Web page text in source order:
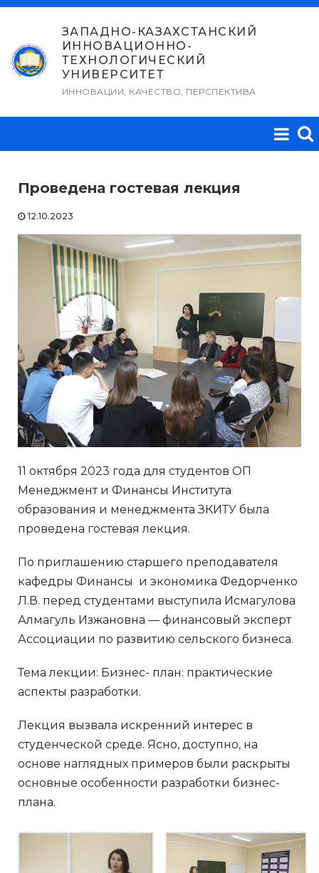
Перейти
содержимому
ЗАПАДНО-КАЗАХСТАНСКИЙ
ИННОВАЦИОННО-
ТЕХНОЛОГИЧЕСКИЙ
УНИВЕРСИТЕТ
ИННОВАЦИИ, КАЧЕСТВО, ПЕРСПЕКТИВА
Проведена гостевая лекция
12.10.2023
11 октября 2023 года для студентов ОП
Менеджмент и Финансы Института
образования и менеджмента ЗКИТУ была
проведена гостевая лекция.
По приглашению старшего преподавателя
кафедры Финансы и экономика Федорченко
Л.В. перед студентами выступила Исмагулова
Алмагуль Изжановна — финансовый эксперт
Ассоциации по развитию сельского бизнеса.
Тема лекции: Бизнес- план: практические
аспекты разработки.
Лекция вызвала искренний интерес в
студенческой среде. Ясно, доступно, на
основе наглядных примеров были раскрыты
основные особенности разработки бизнес-
плана.